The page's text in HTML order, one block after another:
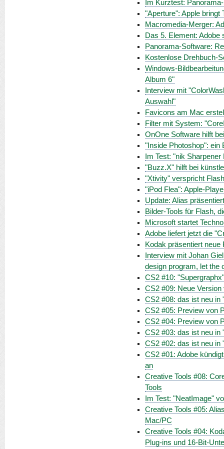
Im Kurztest:
"Aperture": Apple bringt
Macromedia-Merger:
Das 5. Element:
Panorama-Software:
Kostenlose Drehbuch-
Windows-
Album 6"
Interview mit
Auswahl"
Favicons am Mac
Filter mit System:
OnOne Software hilft
"Inside Photoshop": ein
Im Test: "nik
"Buzz.X" hilft bei
"Xtivity" verspricht
"iPod Flea": Apple-
Update: Alias
Bilder-Tools für Flash,
Microsoft startet
Adobe liefert jetzt die
Kodak präsentiert neue
Interview mit Johan
design program, let the
CS2 #10:
CS2 #09: Neue
CS2 #08: das ist neu in
CS2 #05: Preview von
CS2 #04: Preview von
CS2 #03: das ist neu in
CS2 #02: das ist neu in
CS2 #01: Adobe
an
Creative Tools #08:
Tools
Im Test: "NeatImage"
Creative Tools #05:
Mac/PC
Creative Tools #04:
Plug-ins und 16-Bit-